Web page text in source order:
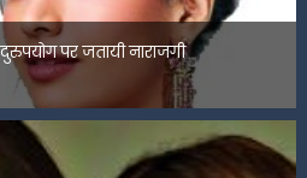
पर जतायी नाराजगी